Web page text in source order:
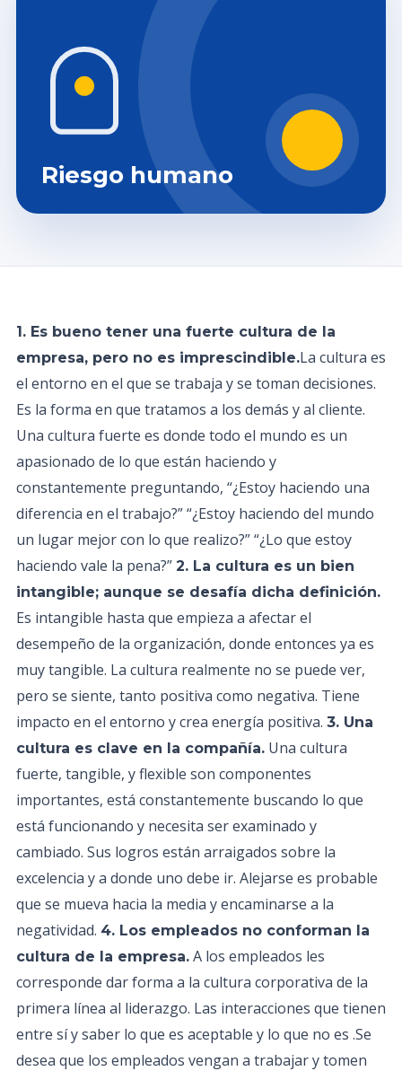
Riesgo humano
1. Es bueno tener una fuerte cultura de la
empresa, pero no es imprescindible.La cultura es
el entorno en el que se trabaja y se toman decisiones.
Es la forma en que tratamos a los demás y al cliente.
Una cultura fuerte es donde todo el mundo es un
apasionado de lo que están haciendo y
constantemente preguntando, “¿Estoy haciendo una
diferencia en el trabajo?” “¿Estoy haciendo del mundo
un lugar mejor con lo que realizo?” “¿Lo que estoy
haciendo vale la pena?” 2. La cultura es un bien
intangible; aunque se desafía dicha definición.
Es intangible hasta que empieza a afectar el
desempeño de la organización, donde entonces ya es
muy tangible. La cultura realmente no se puede ver,
pero se siente, tanto positiva como negativa. Tiene
impacto en el entorno y crea energía positiva. 3. Una
cultura es clave en la compañía. Una cultura
fuerte, tangible, y flexible son componentes
importantes, está constantemente buscando lo que
está funcionando y necesita ser examinado y
cambiado. Sus logros están arraigados sobre la
excelencia y a donde uno debe ir. Alejarse es probable
que se mueva hacia la media y encaminarse a la
negatividad. 4. Los empleados no conforman la
cultura de la empresa. A los empleados les
corresponde dar forma a la cultura corporativa de la
primera línea al liderazgo. Las interacciones que tienen
entre sí y saber lo que es aceptable y lo que no es .Se
desea que los empleados vengan a trabajar y tomen